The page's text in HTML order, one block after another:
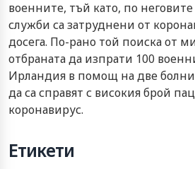
военните, тъй като, по
служби са затруднени от
досега. По-рано той поиска от
отбраната да изпрати 100
Ирландия в помощ на две
да са справят с високия брой
коронавирус.
Етикети